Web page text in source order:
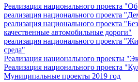
Реализация национального проекта
реализация национального проекта
реализация национального проекта
качественные автомобильные дороги"
реализация национального проекта
среда"
Реализация национального проекты
Реализация национального проекта
Муниципальные проекты 2019 год